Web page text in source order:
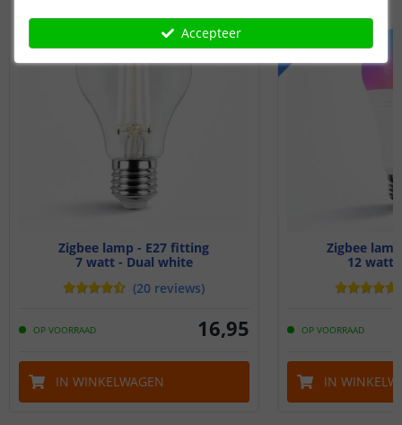
Zigbee lamp - E27 fitting
7 watt - Dual white
(20 reviews)
OP VOORRAAD 16,95
IN WINKELWAGEN
ACTIEPRIJS
Zigbee
12 watt
OP VOORRAAD
IN
Accepteer